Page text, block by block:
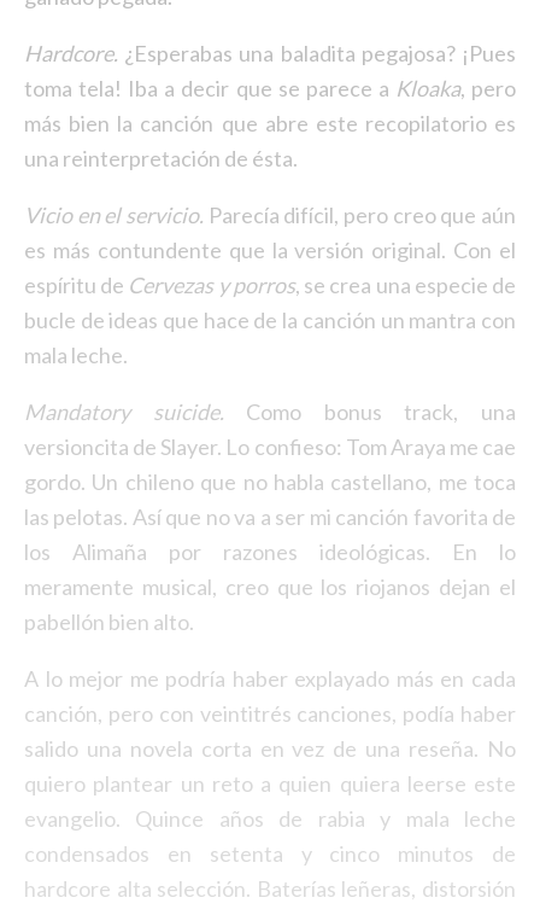
Hardcore. ¿Esperabas una baladita pegajosa? ¡Pues
toma tela! Iba a decir que se parece a Kloaka, pero
más bien la canción que abre este recopilatorio es
una reinterpretación de ésta.
Vicio en el servicio. Parecía difícil, pero creo que aún
es más contundente que la versión original. Con el
espíritu de Cervezas y porros, se crea una especie de
bucle de ideas que hace de la canción un mantra con
mala leche.
Mandatory suicide. Como bonus track, una
versioncita de Slayer. Lo confieso: Tom Araya me cae
gordo. Un chileno que no habla castellano, me toca
las pelotas. Así que no va a ser mi canción favorita de
los Alimaña por razones ideológicas. En lo
meramente musical, creo que los riojanos dejan el
pabellón bien alto.
A lo mejor me podría haber explayado más en cada
canción, pero con veintitrés canciones, podía haber
salido una novela corta en vez de una reseña. No
quiero plantear un reto a quien quiera leerse este
evangelio. Quince años de rabia y mala leche
condensados en setenta y cinco minutos de
hardcore alta selección. Baterías leñeras, distorsión